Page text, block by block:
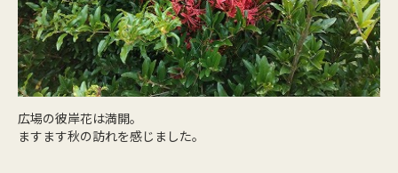
広場の彼岸花は満開。
ますます秋の訪れを感じました。